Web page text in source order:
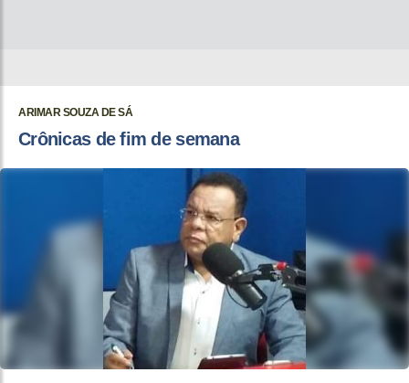
ARIMAR SOUZA DE SÁ
Crônicas de fim de semana